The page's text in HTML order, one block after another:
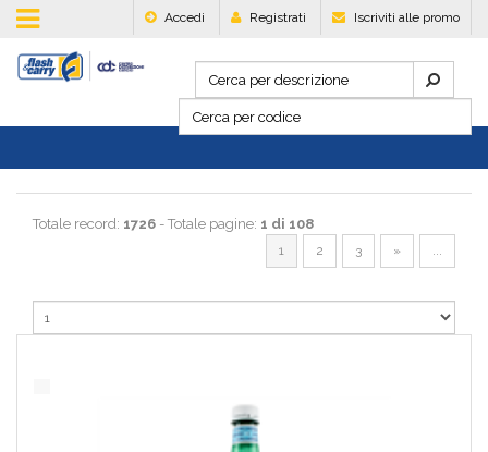
Accedi Registrati Iscriviti alle promo
Totale record: 1726 - Totale pagine: 1 di 108
1 2 3 » ...